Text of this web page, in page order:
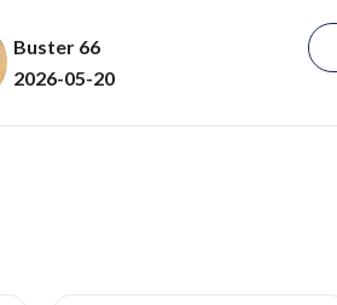
Buster 66
2026-05-20